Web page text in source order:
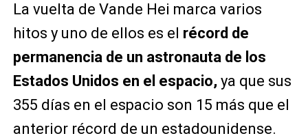
La vuelta de Vande Hei marca varios
hitos y uno de ellos es el récord de
permanencia de un astronauta de los
Estados Unidos en el espacio,ya que sus
355 días en el espacio son 15 más que el
anterior récord de un estadounidense.